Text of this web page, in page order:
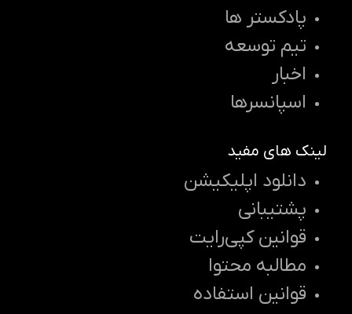
پادکستر ها
تیم توسعه
اخبار
اسپانسرها
لینک های مفید
دانلود اپلیکیشن
پشتیبانی
قوانین کپی‌رایت
مطالبه محتوا
قوانین استفاده